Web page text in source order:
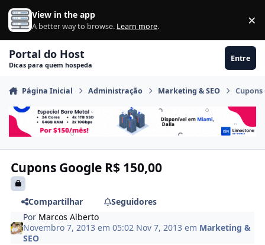
Ir para conteúdo
View in the app
A better way to browse. Learn more. ×
Portal do Host
Dicas para quem hospeda
Entre
Página Inicial Administração Marketing & SEO Cupons
Cupons Google R$ 150,00
Compartilhar
Seguidores
Por Marcos Alberto
Novembro 7, 2013 em 05:02 Nov 7, 2013 em Marketing &
SEO